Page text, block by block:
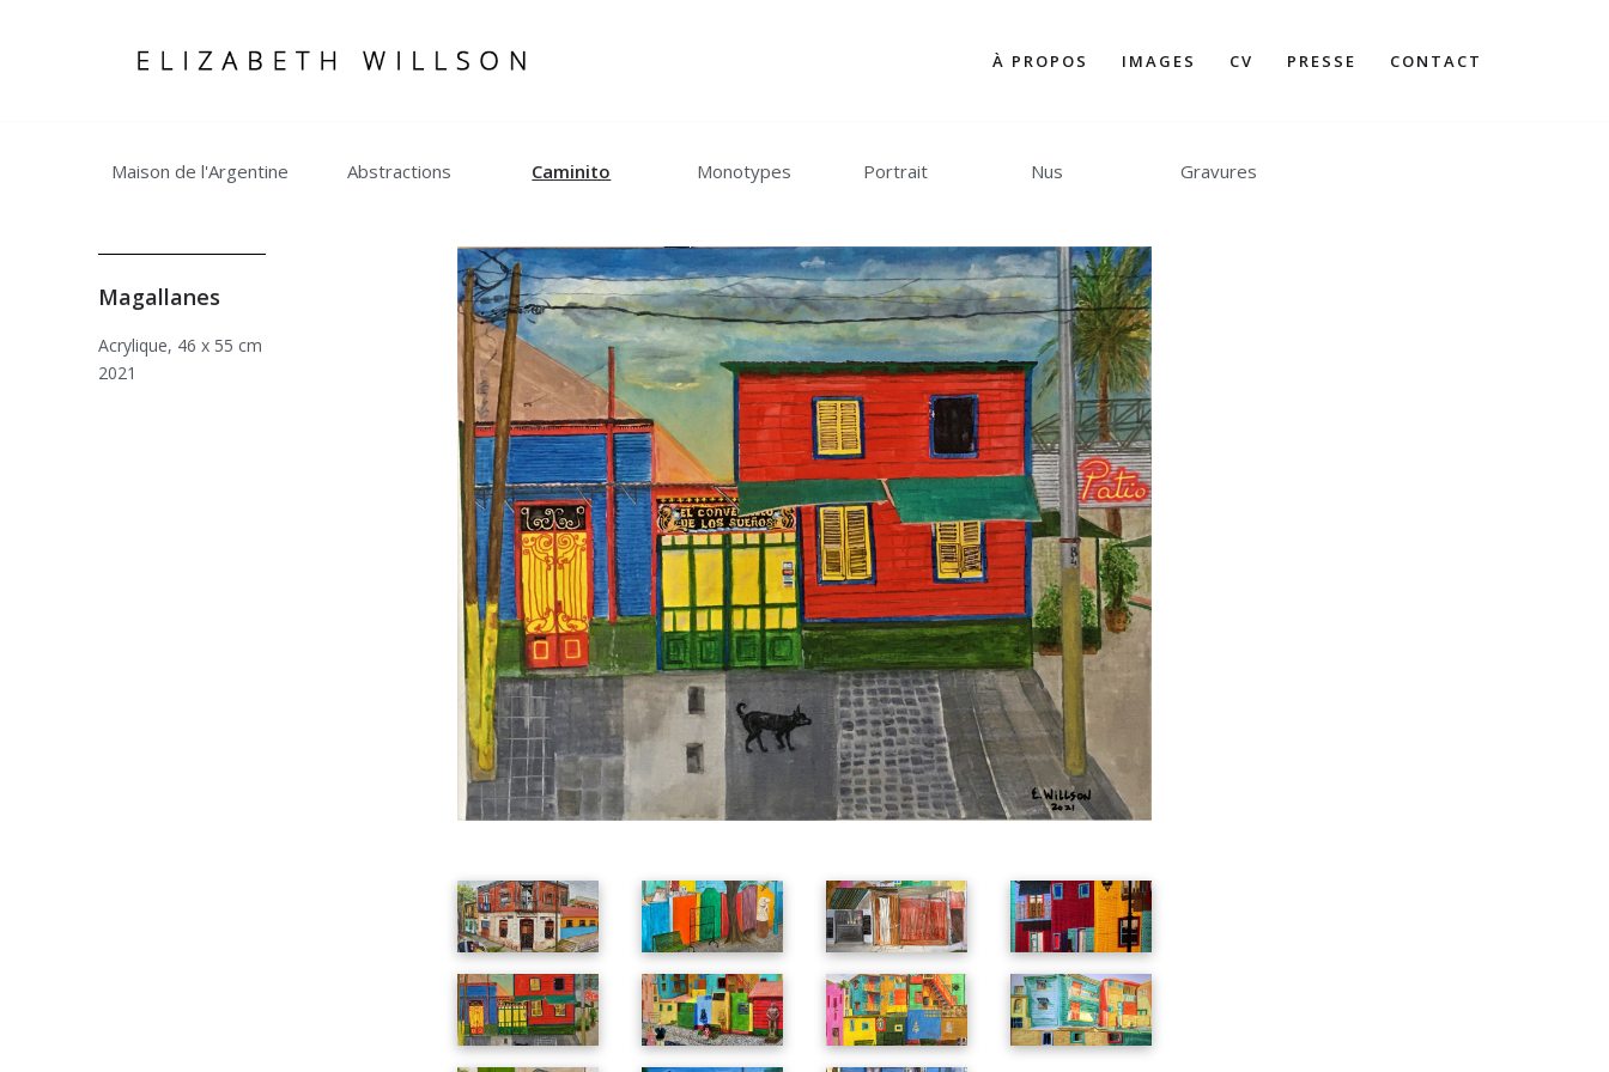
À PROPOS IMAGES CV PRESSE CONTACT
Maison de l'Argentine Abstractions Caminito Monotypes Portrait Nus Gravures
Magallanes
Acrylique, 46 x 55 cm
2021